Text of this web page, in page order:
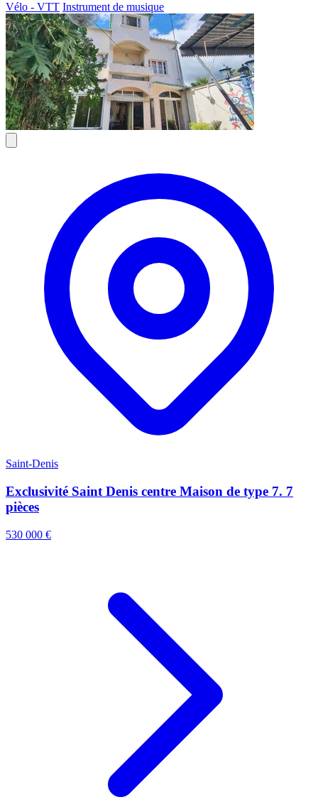
Vélo - VTT Instrument de musique
Saint-Denis
Exclusivité Saint Denis centre Maison de type 7. 7
pièces
530 000 €